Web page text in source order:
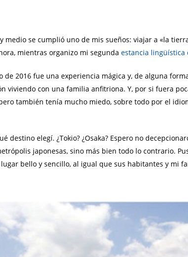
medio se cumplió uno de mis sueños: viajar a «la
mientras organizo mi segunda estancia lingüística
de 2016 fue una experiencia mágica y, de alguna
viviendo con una familia anfitriona. Y, por si fuera
también tenía mucho miedo, sobre todo por el
destino elegí. ¿Tokio? ¿Osaka? Espero no
japonesas, sino más bien todo lo contrario.
bello y sencillo, al igual que sus habitantes y mi